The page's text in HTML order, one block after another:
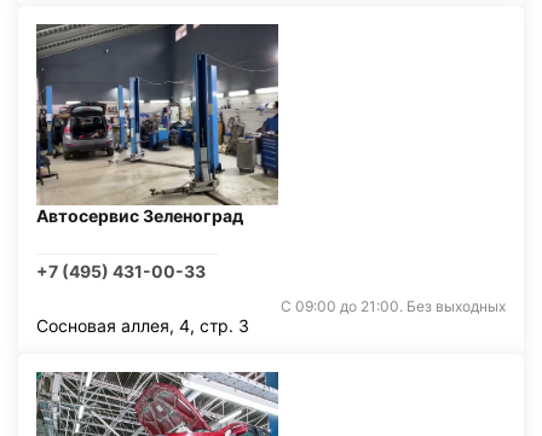
Автосервис Зеленоград
+7 (495) 431-00-33
С 09:00 до 21:00. Без выходных
Сосновая аллея, 4, стр. 3